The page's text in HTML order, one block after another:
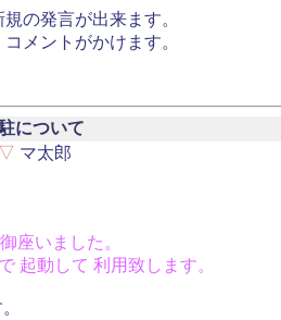
の発言が出来ます。
メントがかけます。
について
▽ マ太郎
座いました。
起動して 利用致します。